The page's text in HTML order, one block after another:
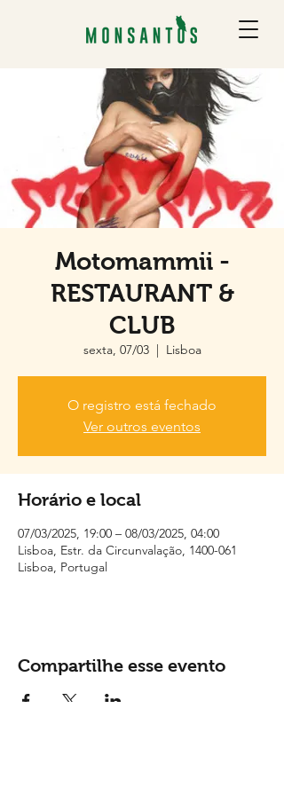
Motomammii -
RESTAURANT &
CLUB
sexta, 07/03
  |
Lisboa
O registro está fechado
Ver outros eventos
Horário e local
07/03/2025, 19:00 – 08/03/2025, 04:00
Lisboa, Estr. da Circunvalação, 1400-061
Lisboa, Portugal
Compartilhe esse evento